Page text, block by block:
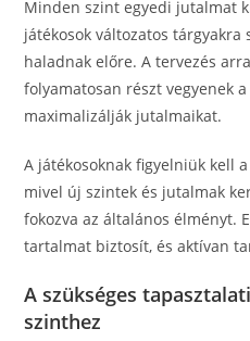
Minden szint egyedi jutalmat
játékosok változatos tárgyakra
haladnak előre. A tervezés
folyamatosan részt vegyenek
maximalizálják jutalmaikat.
A játékosoknak figyelniük kell
mivel új szintek és jutalmak
fokozva az általános élményt.
tartalmat biztosít, és aktívan
A szükséges
szinthez